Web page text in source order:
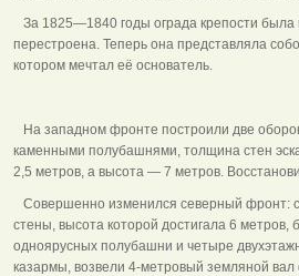
За 1825—1840 годы ограда крепости была
перестроена. Теперь она представляла
котором мечтал её основатель.
На западном фронте построили две
каменными полубашнями, толщина стен
2,5 метров, а высота — 7 метров.
Совершенно изменился северный фронт: с
стены, высота которой достигала 6 метров,
одноярусных полубашни и четыре
казармы, возвели 4-метровый земляной